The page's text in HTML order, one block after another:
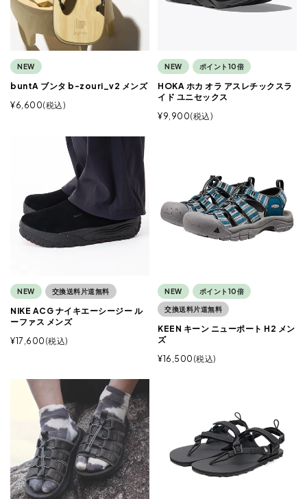
NEW
buntA ブンタ b-zouri_v2 メンズ
¥6,600 税込
NEW ポイント10倍
HOKA ホカ オラ アスレチックスラ
イド ユニセックス
¥9,900 税込
NEW 交換送料片道無料
NIKE ACG ナイキエーシージー ル
ーファス メンズ
¥17,600 税込
NEW ポイント10倍
交換送料片道無料
KEEN キーン ニューポート H2 メン
ズ
¥16,500 税込